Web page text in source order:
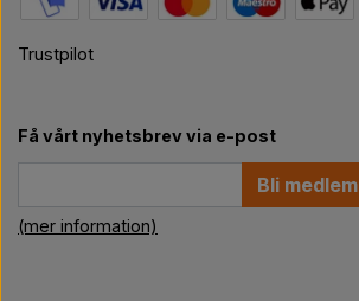
Trustpilot
Få vårt nyhetsbrev via e-post
Bli medlem
(mer information)